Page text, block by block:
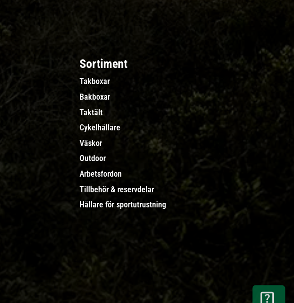
Sortiment
Takboxar
Bakboxar
Taktält
Cykelhållare
Väskor
Outdoor
Arbetsfordon
Tillbehör & reservdelar
Hållare för sportutrustning